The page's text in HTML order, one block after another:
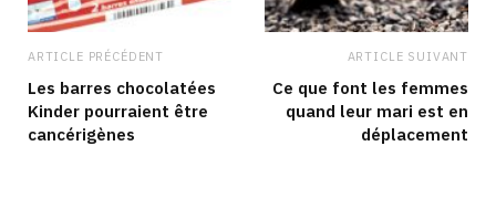
ARTICLE PRÉCÉDENT
Les barres chocolatées
Kinder pourraient être
cancérigènes
ARTICLE SUIVANT
Ce que font les femmes
quand leur mari est en
déplacement